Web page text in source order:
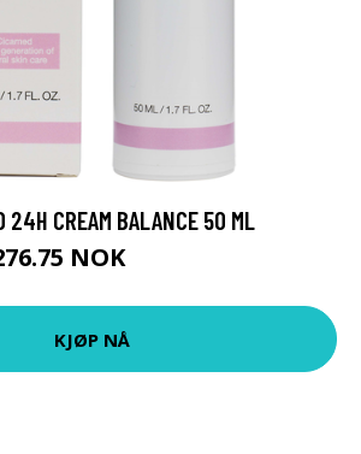
24H CREAM BALANCE 50 ML
NOK
KJØP NÅ